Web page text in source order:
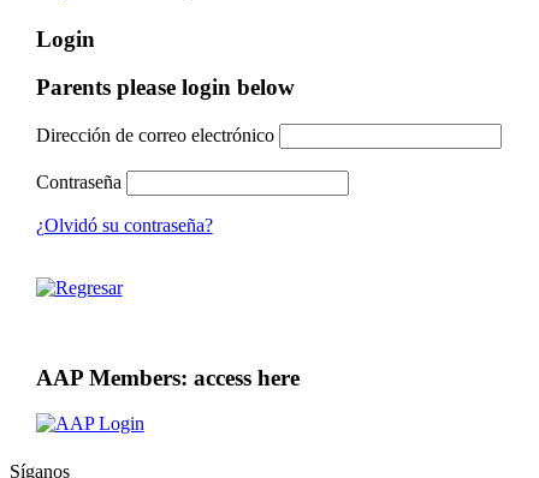
Login
Parents please login below
Dirección de correo electrónico
Contraseña
¿Olvidó su contraseña?
AAP Members: access here
Síganos